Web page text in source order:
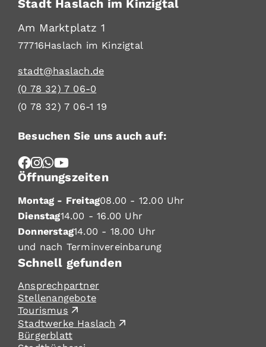
Stadt Haslach im Kinzigtal
Am Marktplatz 1
77716Haslach im Kinzigtal
stadt@haslach.de
(0 78 32) 7 06-0
(0 78 32) 7 06-1 19
Besuchen Sie uns auch auf:
Öffnungszeiten
Montag - Freitag08.00 - 12.00 Uhr
Dienstag14.00 - 16.00 Uhr
Donnerstag14.00 - 18.00 Uhr
und nach Terminvereinbarung
Schnell gefunden
Ansprechpartner
Stellenangebote
Tourismus
Stadtwerke Haslach
Bürgerblatt